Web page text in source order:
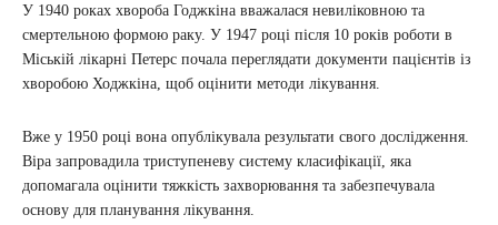
У 1940 роках хвороба Годжкіна вважалася невиліковною та
смертельною формою раку. У 1947 році після 10 років роботи в
Міській лікарні Петерс почала переглядати документи пацієнтів із
хворобою Ходжкіна, щоб оцінити методи лікування.
Вже у 1950 році вона опублікувала результати свого дослідження.
Віра запровадила триступеневу систему класифікації, яка
допомагала оцінити тяжкість захворювання та забезпечувала
основу для планування лікування.